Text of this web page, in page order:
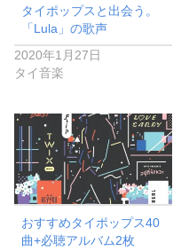
タイポップスと出会う。
「Lula」の歌声
2020年1月27日
タイ音楽
おすすめタイポップス40
曲+必聴アルバム2枚